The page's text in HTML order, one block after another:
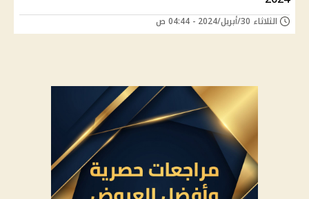
الثلاثاء 30/أبريل/2024 - 04:44 ص